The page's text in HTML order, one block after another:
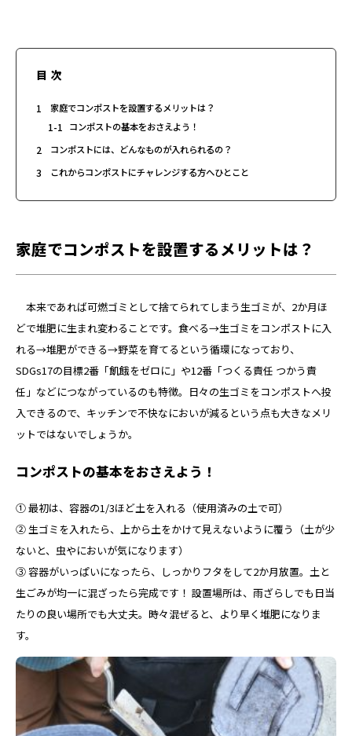
目次
1 家庭でコンポストを設置するメリットは？
1-1 コンポストの基本をおさえよう！
2 コンポストには、どんなものが入れられるの？
3 これからコンポストにチャレンジする方へひとこと
家庭でコンポストを設置するメリットは？
本来であれば可燃ゴミとして捨てられてしまう生ゴミが、2か月ほ
どで堆肥に生まれ変わることです。食べる→生ゴミをコンポストに入
れる→堆肥ができる→野菜を育てるという循環になっており、
SDGs17の目標2番「飢餓をゼロに」や12番「つくる責任 つかう責
任」などにつながっているのも特徴。日々の生ゴミをコンポストへ投
入できるので、キッチンで不快なにおいが減るという点も大きなメリ
ットではないでしょうか。
コンポストの基本をおさえよう！
① 最初は、容器の1/3ほど土を入れる（使用済みの土で可）
② 生ゴミを入れたら、上から土をかけて見えないように覆う（土が少
ないと、虫やにおいが気になります）
③ 容器がいっぱいになったら、しっかりフタをして2か月放置。土と
生ごみが均一に混ざったら完成です！ 設置場所は、雨ざらしでも日当
たりの良い場所でも大丈夫。時々混ぜると、より早く堆肥になりま
す。